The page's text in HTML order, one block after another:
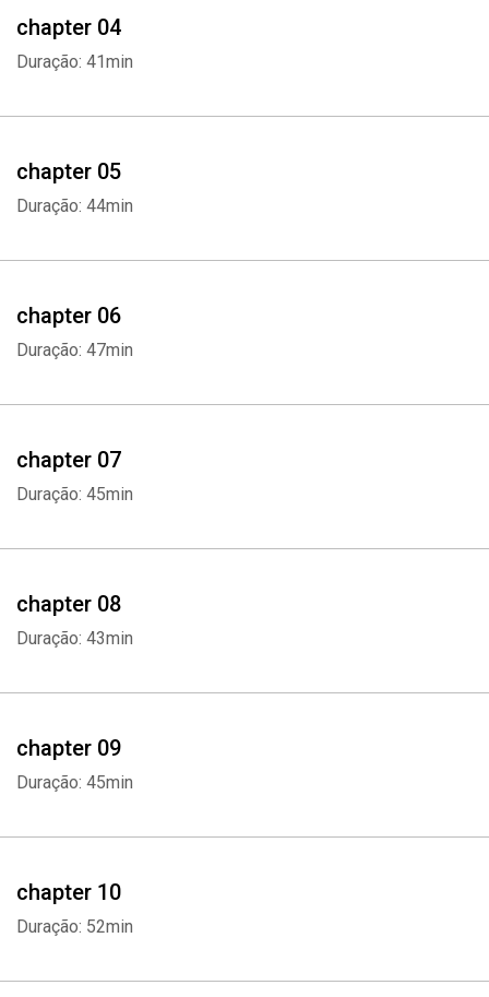
chapter 04
Duração: 41min
chapter 05
Duração: 44min
chapter 06
Duração: 47min
chapter 07
Duração: 45min
chapter 08
Duração: 43min
chapter 09
Duração: 45min
chapter 10
Duração: 52min